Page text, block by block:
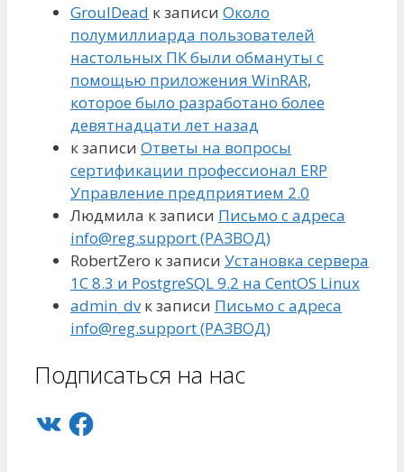
GroulDead к записи Около
полумиллиарда пользователей
настольных ПК были обмануты с
помощью приложения WinRAR,
которое было разработано более
девятнадцати лет назад
к записи Ответы на вопросы
сертификации профессионал ERP
Управление предприятием 2.0
Людмила к записи Письмо с адреса
info@reg.support (РАЗВОД)
RobertZero к записи Установка сервера
1С 8.3 и PostgreSQL 9.2 на CentOS Linux
admin_dvк записи Письмо с адреса
info@reg.support (РАЗВОД)
Подписаться на нас
VK Facebook